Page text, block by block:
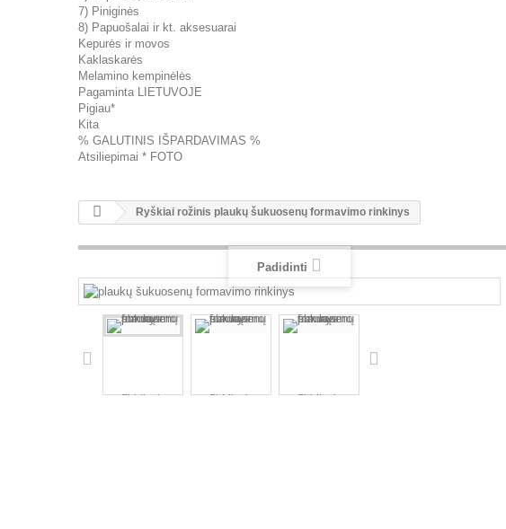
7) Piniginės
8) Papuošalai ir kt. aksesuarai
Kepurės ir movos
Kaklaskarės
Melamino kempinėlės
Pagaminta LIETUVOJE
Pigiau*
Kita
% GALUTINIS IŠPARDAVIMAS %
Atsiliepimai * FOTO
Ryškiai rožinis plaukų šukuosenų formavimo rinkinys
Padidinti